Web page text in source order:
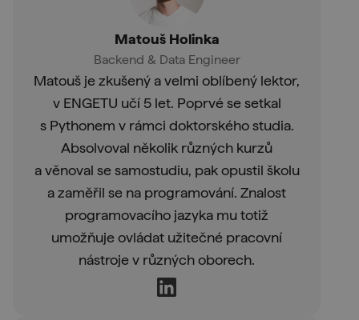
Matouš Holinka
Backend & Data Engineer
Matouš je zkušený a velmi oblíbený lektor,
v ENGETU učí 5 let. Poprvé se setkal
s Pythonem v rámci doktorského studia.
Absolvoval několik různých kurzů
a věnoval se samostudiu, pak opustil školu
a zaměřil se na programování. Znalost
programovacího jazyka mu totiž
umožňuje ovládat užitečné pracovní
nástroje v různých oborech.